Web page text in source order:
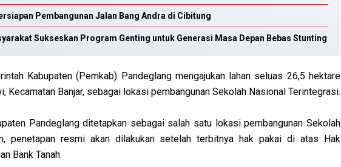
Pembangunan Jalan Bang Andra di Cibitung
Sukseskan Program Genting untuk Generasi Masa Depan Bebas Stunting
Kabupaten (Pemkab) Pandeglang mengajukan lahan seluas 26,5 hektare
Kecamatan Banjar, sebagai lokasi pembangunan Sekolah Nasional Terintegrasi.
Pandeglang ditetapkan sebagai salah satu lokasi pembangunan Sekolah
penetapan resmi akan dilakukan setelah terbitnya hak pakai di atas Hak
Bank Tanah.